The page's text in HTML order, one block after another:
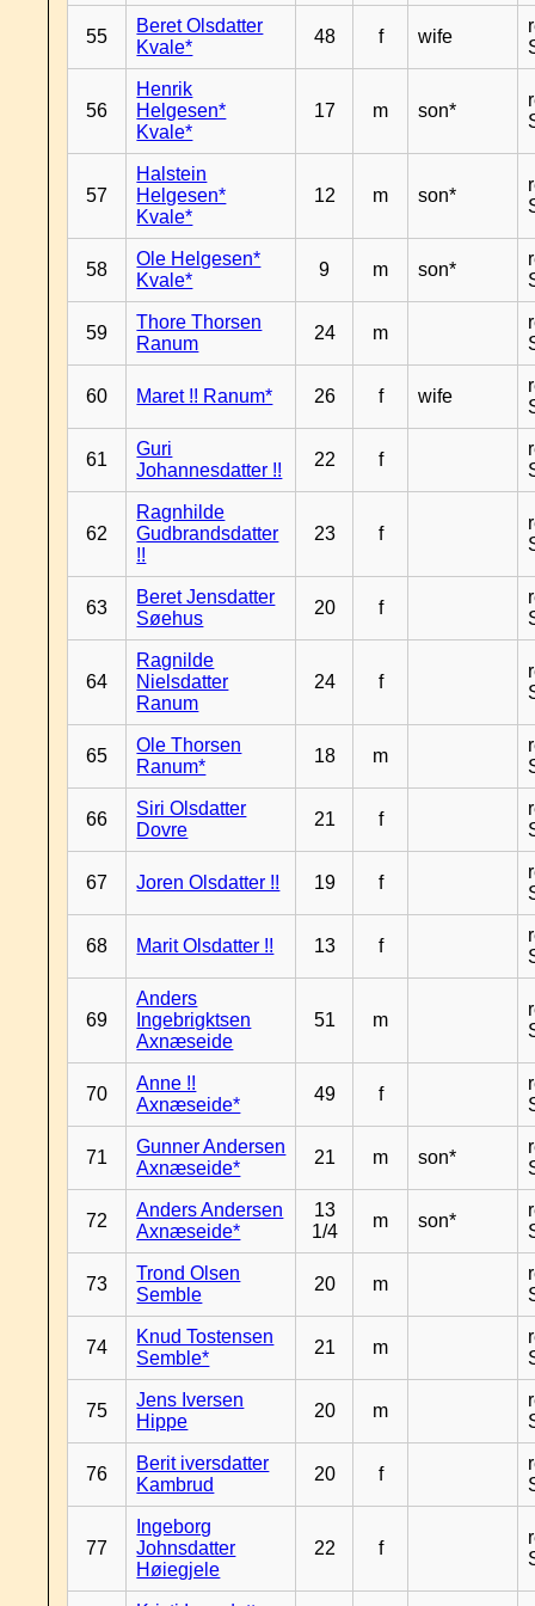
55
Beret Olsdatter
Kvale*
48 f wife
56
Henrik
Helgesen*
Kvale*
17 m son*
57
Halstein
Helgesen*
Kvale*
12 m son*
58
Ole Helgesen*
Kvale*
9 m son*
59
Thore Thorsen
Ranum
24 m
60 Maret !! Ranum* 26 f wife
61
Guri
Johannesdatter !!
22 f
62
Ragnhilde
Gudbrandsdatter
!!
23 f
63
Beret Jensdatter
Søehus
20 f
64
Ragnilde
Nielsdatter
Ranum
24 f
65
Ole Thorsen
Ranum*
18 m
66
Siri Olsdatter
Dovre
21 f
67 Joren Olsdatter !! 19 f
68 Marit Olsdatter !! 13 f
69
Anders
Ingebrigktsen
Axnæseide
51 m
70
Anne !!
Axnæseide*
49 f
71
Gunner Andersen
Axnæseide*
21 m son*
72
Anders Andersen
Axnæseide*
13
1/4
m son*
73
Trond Olsen
Semble
20 m
74
Knud Tostensen
Semble*
21 m
75
Jens Iversen
Hippe
20 m
76
Berit iversdatter
Kambrud
20 f
77
Ingeborg
Johnsdatter
Høiegjele
22 f